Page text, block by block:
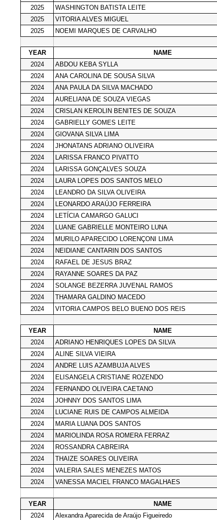
2025
WASHINGTON BATISTA LEITE
2025
VITORIA ALVES MIGUEL
2025
NOEMI MARQUES DE CARVALHO
YEAR
NAME
2024
ABDOU KEBA SYLLA
2024
ANA CAROLINA DE SOUSA SILVA
2024
ANA PAULA DA SILVA MACHADO
2024
AURELIANA DE SOUZA VIEGAS
2024
CRISLAN KEROLIN BENITES DE SOUZA
2024
GABRIELLY GOMES LEITE
2024
GIOVANA SILVA LIMA
2024
JHONATANS ADRIANO OLIVEIRA
2024
LARISSA FRANCO PIVATTO
2024
LARISSA GONÇALVES SOUZA
2024
LAURA LOPES DOS SANTOS MELO
2024
LEANDRO DA SILVA OLIVEIRA
2024
LEONARDO ARAÚJO FERREIRA
2024
LETÍCIA CAMARGO GALUCI
2024
LUANE GABRIELLE MONTEIRO LUNA
2024
MURILO APARECIDO LORENÇONI LIMA
2024
NEIDIANE CANTARIN DOS SANTOS
2024
RAFAEL DE JESUS BRAZ
2024
RAYANNE SOARES DA PAZ
2024
SOLANGE BEZERRA JUVENAL RAMOS
2024
THAMARA GALDINO MACEDO
2024
VITORIA CAMPOS BELO BUENO DOS REIS
YEAR
NAME
2024
ADRIANO HENRIQUES LOPES DA SILVA
2024
ALINE SILVA VIEIRA
2024
ANDRE LUIS AZAMBUJA ALVES
2024
ELISANGELA CRISTIANE ROZENDO
2024
FERNANDO OLIVEIRA CAETANO
2024
JOHNNY DOS SANTOS LIMA
2024
LUCIANE RUIS DE CAMPOS ALMEIDA
2024
MARIA LUANA DOS SANTOS
2024
MARIOLINDA ROSA ROMERA FERRAZ
2024
ROSSANDRA CABREIRA
2024
THAIZE SOARES OLIVEIRA
2024
VALERIA SALES MENEZES MATOS
2024
VANESSA MACIEL FRANCO MAGALHAES
YEAR
NAME
2024
Alexandra Aparecida de Araújo Figueiredo